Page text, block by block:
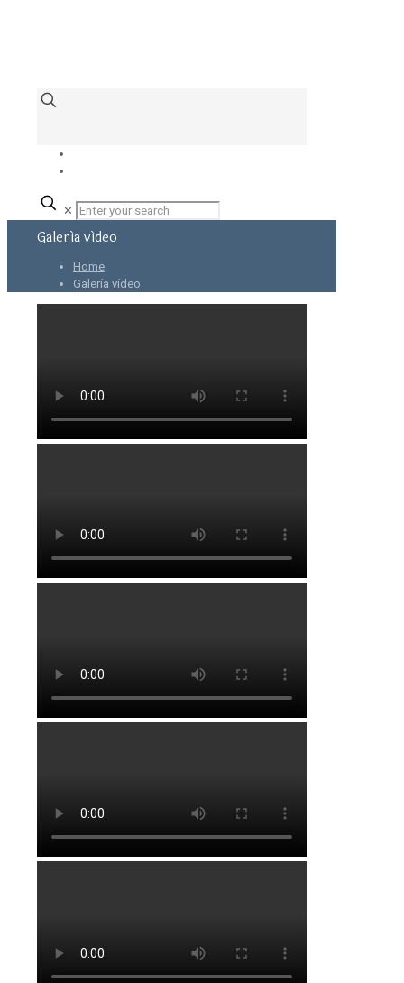
✕
Galería vídeo
Home
Galería vídeo